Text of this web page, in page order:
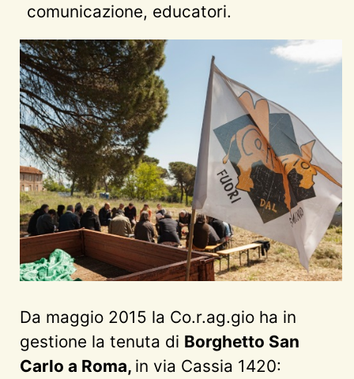
comunicazione, educatori.
Da maggio 2015 la Co.r.ag.gio ha in
gestione la tenuta di Borghetto San
Carlo a Roma, in via Cassia 1420: